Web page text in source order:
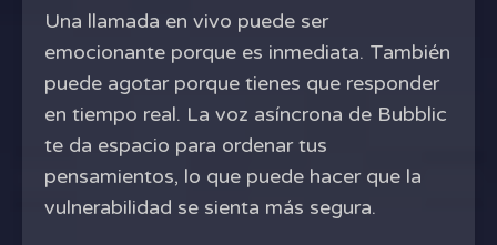
Una llamada en vivo puede ser
emocionante porque es inmediata. También
puede agotar porque tienes que responder
en tiempo real. La voz asíncrona de Bubblic
te da espacio para ordenar tus
pensamientos, lo que puede hacer que la
vulnerabilidad se sienta más segura.